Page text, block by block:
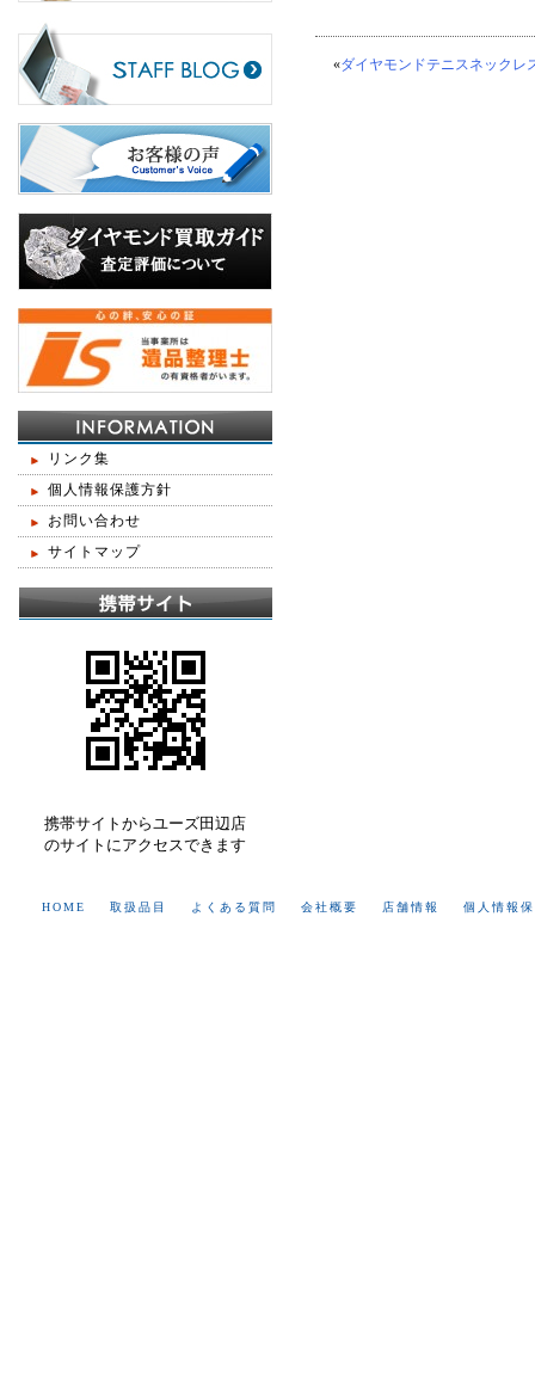
«ダイヤモンドテニスネックレ
リンク集
個人情報保護方針
お問い合わせ
サイトマップ
携帯サイトからユーズ田辺店
のサイトにアクセスできます
HOME 取扱品目 よくある質問 会社概要 店舗情報 個人情報